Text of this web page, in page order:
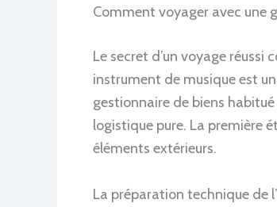
Comment voyager avec une
Le secret d’un voyage réussi
instrument de musique est
gestionnaire de biens
logistique pure. La première
éléments extérieurs.
La préparation technique de